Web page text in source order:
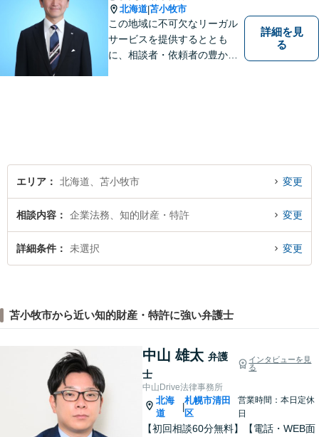
北海道|苫小牧市
この地域に不可欠なリーガル
サービスを提供するととも
に、相談者・依頼者の豊かな
詳細を見
る
エリア 北海道、苫小牧市 変更
相談内容 企業法務、知的財産・特許 変更
詳細条件 未選択 変更
苫小牧市から近い知的財産・特許に強い弁護士
中山 雄太 弁護
士
インタビューを見
る
中山Drive法律事務所
北海
道
|
札幌市清田
区
営業時間：本日定休
日
【初回相談60分無料】【電話・WEB面